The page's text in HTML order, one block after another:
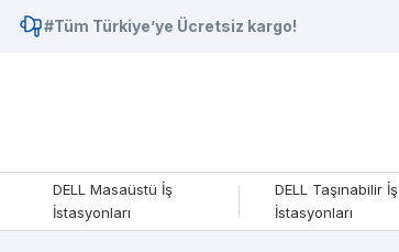
#Tüm Türkiye’ye Ücretsiz kargo!
DELL Masaüstü İş
İstasyonları
DELL Taşınabilir İş
İstasyonları